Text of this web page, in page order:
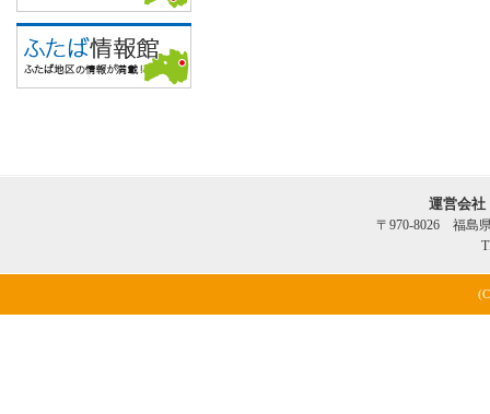
運営会
〒970-8026 福島